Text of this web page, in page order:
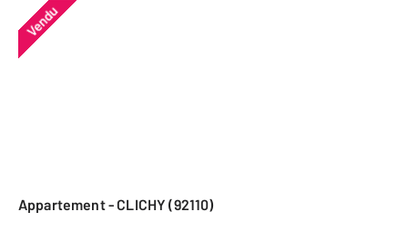
Vendu
Appartement - CLICHY (92110)